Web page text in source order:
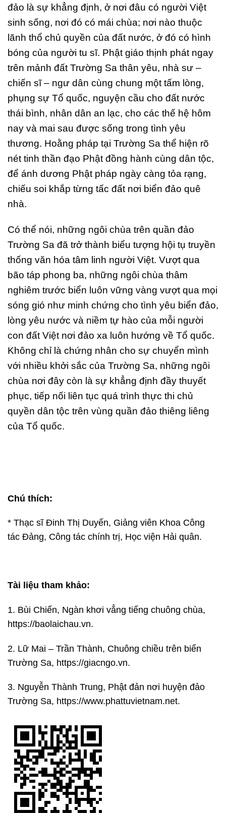
đảo là sự khẳng định, ở nơi đâu có người Việt
sinh sống, nơi đó có mái chùa; nơi nào thuộc
lãnh thổ chủ quyền của đất nước, ở đó có hình
bóng của người tu sĩ. Phật giáo thịnh phát ngay
trên mảnh đất Trường Sa thân yêu, nhà sư –
chiến sĩ – ngư dân cùng chung một tấm lòng,
phụng sự Tổ quốc, nguyện cầu cho đất nước
thái bình, nhân dân an lạc, cho các thế hệ hôm
nay và mai sau được sống trong tình yêu
thương. Hoằng pháp tại Trường Sa thể hiện rõ
nét tinh thần đạo Phật đồng hành cùng dân tộc,
để ánh dương Phật pháp ngày càng tỏa rạng,
chiếu soi khắp từng tấc đất nơi biển đảo quê
nhà.
Có thể nói, những ngôi chùa trên quần đảo
Trường Sa đã trở thành biểu tượng hội tụ truyền
thống văn hóa tâm linh người Việt. Vượt qua
bão táp phong ba, những ngôi chùa thâm
nghiêm trước biển luôn vững vàng vượt qua mọi
sóng gió như minh chứng cho tình yêu biển đảo,
lòng yêu nước và niềm tự hào của mỗi người
con đất Việt nơi đảo xa luôn hướng về Tổ quốc.
Không chỉ là chứng nhân cho sự chuyển mình
với nhiều khởi sắc của Trường Sa, những ngôi
chùa nơi đây còn là sự khẳng định đầy thuyết
phục, tiếp nối liên tục quá trình thực thi chủ
quyền dân tộc trên vùng quần đảo thiêng liêng
của Tổ quốc.
Chú thích:
* Thạc sĩ Đinh Thị Duyến, Giảng viên Khoa Công
tác Đảng, Công tác chính trị, Học viện Hải quân.
Tài liệu tham khảo:
1. Bùi Chiến, Ngàn khơi vẳng tiếng chuông chùa,
https://baolaichau.vn.
2. Lữ Mai – Trần Thành, Chuông chiều trên biển
Trường Sa, https://giacngo.vn.
3. Nguyễn Thành Trung, Phật đản nơi huyện đảo
Trường Sa, https://www.phattuvietnam.net.